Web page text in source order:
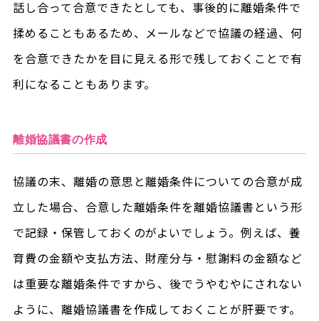
話し合って合意できたとしても、事後的に離婚条件で
揉めることもあるため、メールなどで協議の経過、何
を合意できたかを目に見える形で残しておくことで有
利になることもあります。
離婚協議書の作成
協議の末、離婚の意思と離婚条件についての合意が成
立した場合、合意した離婚条件を離婚協議書という形
で記録・保管しておくのがよいでしょう。例えば、養
育費の金額や支払方法、財産分与・慰謝料の金額など
は重要な離婚条件ですから、後でうやむやにされない
ように、離婚協議書を作成しておくことが肝要です。